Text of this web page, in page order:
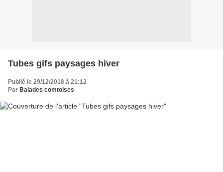
Tubes gifs paysages hiver
Publié le 29/12/2018 à 21:12
Par Balades comtoises